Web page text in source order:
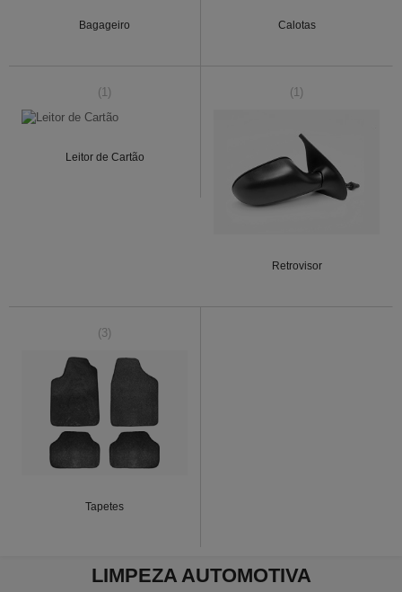
Bagageiro Calotas
(1)
Leitor de Cartão
(1)
Retrovisor
(3)
Tapetes
LIMPEZA AUTOMOTIVA